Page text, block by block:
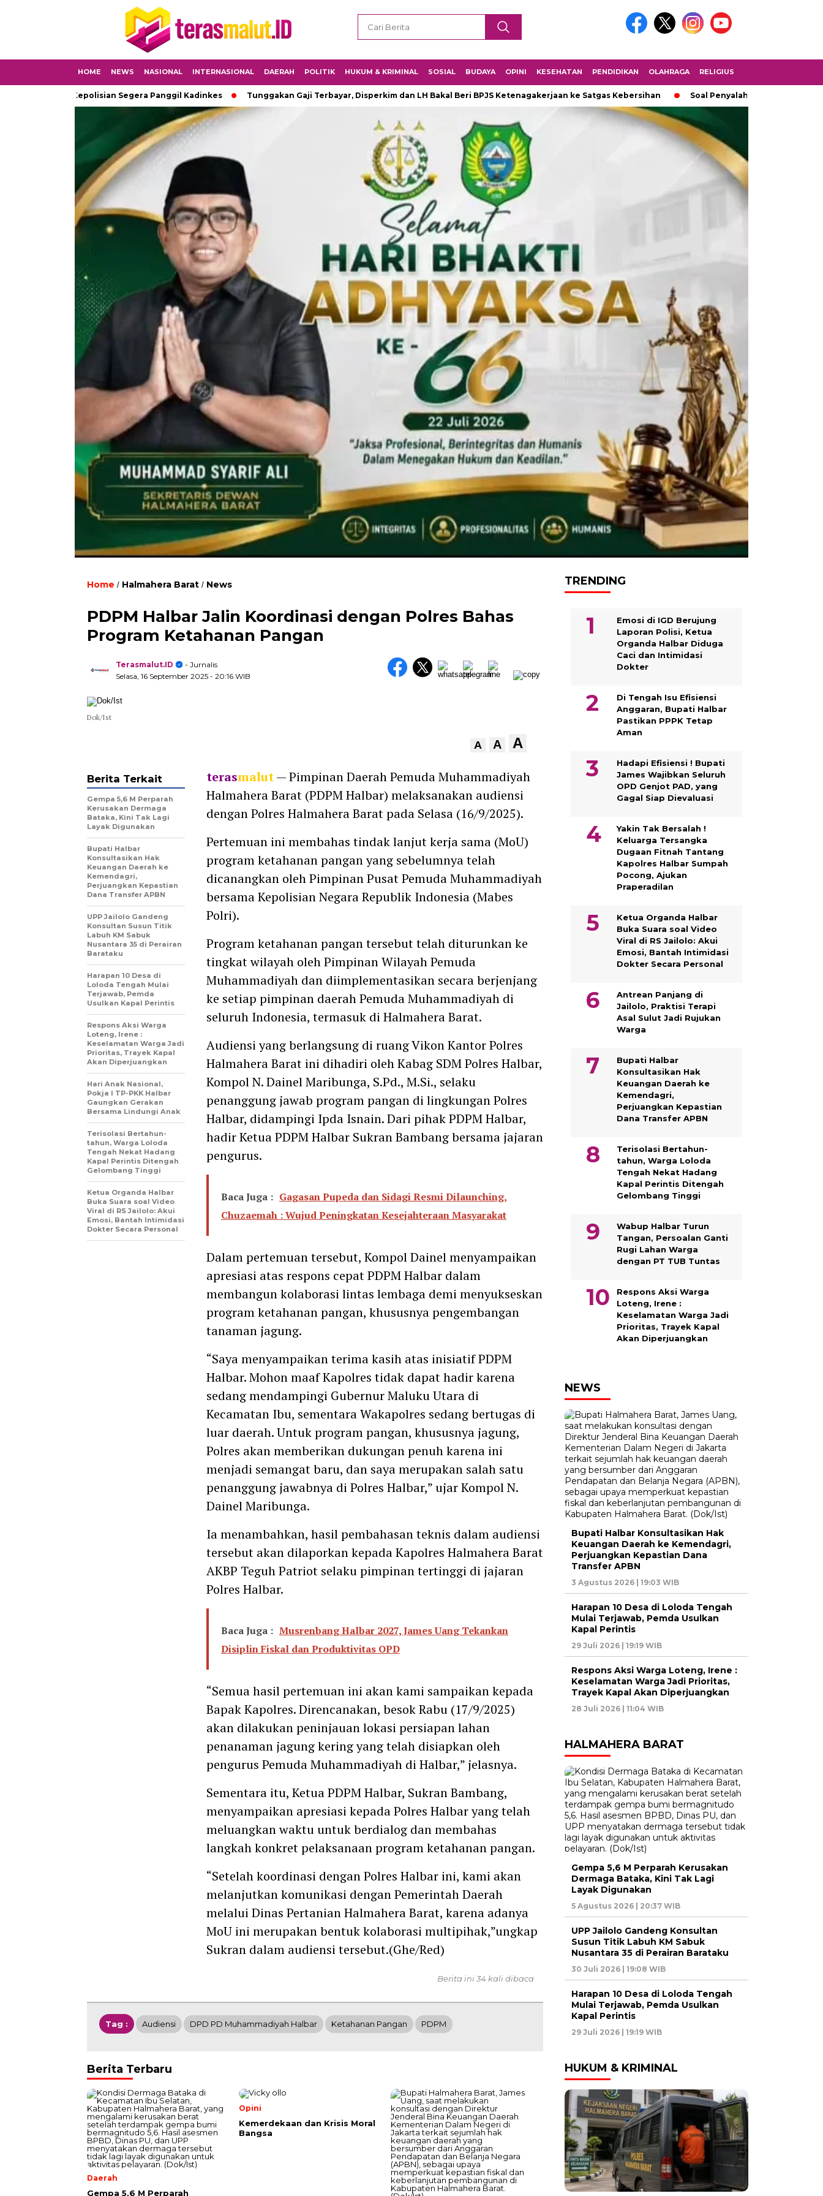
HOME NEWS NASIONAL INTERNASIONAL DAERAH POLITIK HUKUM & KRIMINAL SOSIAL BUDAYA OPINI KESEHATAN PENDIDIKAN OLAHRAGA RELIGIUS
Kepolisian Segera Panggil Kadinkes Tunggakan Gaji Terbayar, Disperkim dan LH Bakal Beri BPJS Ketenagakerjaan ke Satgas Kebersihan Soal Penyalahgunaan Wewenang
Home / Halmahera Barat / News
PDPM Halbar Jalin Koordinasi dengan Polres Bahas
Program Ketahanan Pangan
Terasmalut.ID
- Jurnalis
Selasa, 16 September 2025 - 20:16 WIB
Dok/Ist
A A A
terasmalut— Pimpinan Daerah Pemuda Muhammadiyah
Halmahera Barat (PDPM Halbar) melaksanakan audiensi
dengan Polres Halmahera Barat pada Selasa (16/9/2025).
Pertemuan ini membahas tindak lanjut kerja sama (MoU)
program ketahanan pangan yang sebelumnya telah
dicanangkan oleh Pimpinan Pusat Pemuda Muhammadiyah
bersama Kepolisian Negara Republik Indonesia (Mabes
Polri).
Program ketahanan pangan tersebut telah diturunkan ke
tingkat wilayah oleh Pimpinan Wilayah Pemuda
Muhammadiyah dan diimplementasikan secara berjenjang
ke setiap pimpinan daerah Pemuda Muhammadiyah di
seluruh Indonesia, termasuk di Halmahera Barat.
Audiensi yang berlangsung di ruang Vikon Kantor Polres
Halmahera Barat ini dihadiri oleh Kabag SDM Polres Halbar,
Kompol N. Dainel Maribunga, S.Pd., M.Si., selaku
penanggung jawab program pangan di lingkungan Polres
Halbar, didampingi Ipda Isnain. Dari pihak PDPM Halbar,
hadir Ketua PDPM Halbar Sukran Bambang bersama jajaran
pengurus.
Baca Juga : Gagasan Pupeda dan Sidagi Resmi Dilaunching,
Chuzaemah : Wujud Peningkatan Kesejahteraan Masyarakat
Dalam pertemuan tersebut, Kompol Dainel menyampaikan
apresiasi atas respons cepat PDPM Halbar dalam
membangun kolaborasi lintas lembaga demi menyukseskan
program ketahanan pangan, khususnya pengembangan
tanaman jagung.
“Saya menyampaikan terima kasih atas inisiatif PDPM
Halbar. Mohon maaf Kapolres tidak dapat hadir karena
sedang mendampingi Gubernur Maluku Utara di
Kecamatan Ibu, sementara Wakapolres sedang bertugas di
luar daerah. Untuk program pangan, khususnya jagung,
Polres akan memberikan dukungan penuh karena ini
menjadi semangat baru, dan saya merupakan salah satu
penanggung jawabnya di Polres Halbar,” ujar Kompol N.
Dainel Maribunga.
Ia menambahkan, hasil pembahasan teknis dalam audiensi
tersebut akan dilaporkan kepada Kapolres Halmahera Barat
AKBP Teguh Patriot selaku pimpinan tertinggi di jajaran
Polres Halbar.
Baca Juga : Musrenbang Halbar 2027, James Uang Tekankan
Disiplin Fiskal dan Produktivitas OPD
“Semua hasil pertemuan ini akan kami sampaikan kepada
Bapak Kapolres. Direncanakan, besok Rabu (17/9/2025)
akan dilakukan peninjauan lokasi persiapan lahan
penanaman jagung kering yang telah disiapkan oleh
pengurus Pemuda Muhammadiyah di Halbar,” jelasnya.
Sementara itu, Ketua PDPM Halbar, Sukran Bambang,
menyampaikan apresiasi kepada Polres Halbar yang telah
meluangkan waktu untuk berdialog dan membahas
langkah konkret pelaksanaan program ketahanan pangan.
“Setelah koordinasi dengan Polres Halbar ini, kami akan
melanjutkan komunikasi dengan Pemerintah Daerah
melalui Dinas Pertanian Halmahera Barat, karena adanya
MoU ini merupakan bentuk kolaborasi multipihak,”ungkap
Sukran dalam audiensi tersebut.(Ghe/Red)
Berita Terkait
Gempa 5,6 M Perparah
Kerusakan Dermaga
Bataka, Kini Tak Lagi
Layak Digunakan
Bupati Halbar
Konsultasikan Hak
Keuangan Daerah ke
Kemendagri,
Perjuangkan Kepastian
Dana Transfer APBN
UPP Jailolo Gandeng
Konsultan Susun Titik
Labuh KM Sabuk
Nusantara 35 di Perairan
Barataku
Harapan 10 Desa di
Loloda Tengah Mulai
Terjawab, Pemda
Usulkan Kapal Perintis
Respons Aksi Warga
Loteng, Irene :
Keselamatan Warga Jadi
Prioritas, Trayek Kapal
Akan Diperjuangkan
Hari Anak Nasional,
Pokja I TP-PKK Halbar
Gaungkan Gerakan
Bersama Lindungi Anak
Terisolasi Bertahun-
tahun, Warga Loloda
Tengah Nekat Hadang
Kapal Perintis Ditengah
Gelombang Tinggi
Ketua Organda Halbar
Buka Suara soal Video
Viral di RS Jailolo: Akui
Emosi, Bantah Intimidasi
Dokter Secara Personal
Berita ini 34 kali dibaca
Tag : Audiensi DPD PD Muhammadiyah Halbar Ketahanan Pangan PDPM
Berita Terbaru
Daerah
Gempa 5,6 M Perparah
Opini
Kemerdekaan dan Krisis Moral
Bangsa
TRENDING
Emosi di IGD Berujung
Laporan Polisi, Ketua
Organda Halbar Diduga
Caci dan Intimidasi
Dokter
Di Tengah Isu Efisiensi
Anggaran, Bupati Halbar
Pastikan PPPK Tetap
Aman
Hadapi Efisiensi ! Bupati
James Wajibkan Seluruh
OPD Genjot PAD, yang
Gagal Siap Dievaluasi
Yakin Tak Bersalah !
Keluarga Tersangka
Dugaan Fitnah Tantang
Kapolres Halbar Sumpah
Pocong, Ajukan
Praperadilan
Ketua Organda Halbar
Buka Suara soal Video
Viral di RS Jailolo: Akui
Emosi, Bantah Intimidasi
Dokter Secara Personal
Antrean Panjang di
Jailolo, Praktisi Terapi
Asal Sulut Jadi Rujukan
Warga
Bupati Halbar
Konsultasikan Hak
Keuangan Daerah ke
Kemendagri,
Perjuangkan Kepastian
Dana Transfer APBN
Terisolasi Bertahun-
tahun, Warga Loloda
Tengah Nekat Hadang
Kapal Perintis Ditengah
Gelombang Tinggi
Wabup Halbar Turun
Tangan, Persoalan Ganti
Rugi Lahan Warga
dengan PT TUB Tuntas
Respons Aksi Warga
Loteng, Irene :
Keselamatan Warga Jadi
Prioritas, Trayek Kapal
Akan Diperjuangkan
NEWS
Bupati Halbar Konsultasikan Hak
Keuangan Daerah ke Kemendagri,
Perjuangkan Kepastian Dana
Transfer APBN
3 Agustus 2026 | 19:03 WIB
Harapan 10 Desa di Loloda Tengah
Mulai Terjawab, Pemda Usulkan
Kapal Perintis
29 Juli 2026 | 19:19 WIB
Respons Aksi Warga Loteng, Irene :
Keselamatan Warga Jadi Prioritas,
Trayek Kapal Akan Diperjuangkan
28 Juli 2026 | 11:04 WIB
HALMAHERA BARAT
Gempa 5,6 M Perparah Kerusakan
Dermaga Bataka, Kini Tak Lagi
Layak Digunakan
5 Agustus 2026 | 20:37 WIB
UPP Jailolo Gandeng Konsultan
Susun Titik Labuh KM Sabuk
Nusantara 35 di Perairan Barataku
30 Juli 2026 | 19:08 WIB
Harapan 10 Desa di Loloda Tengah
Mulai Terjawab, Pemda Usulkan
Kapal Perintis
29 Juli 2026 | 19:19 WIB
HUKUM & KRIMINAL